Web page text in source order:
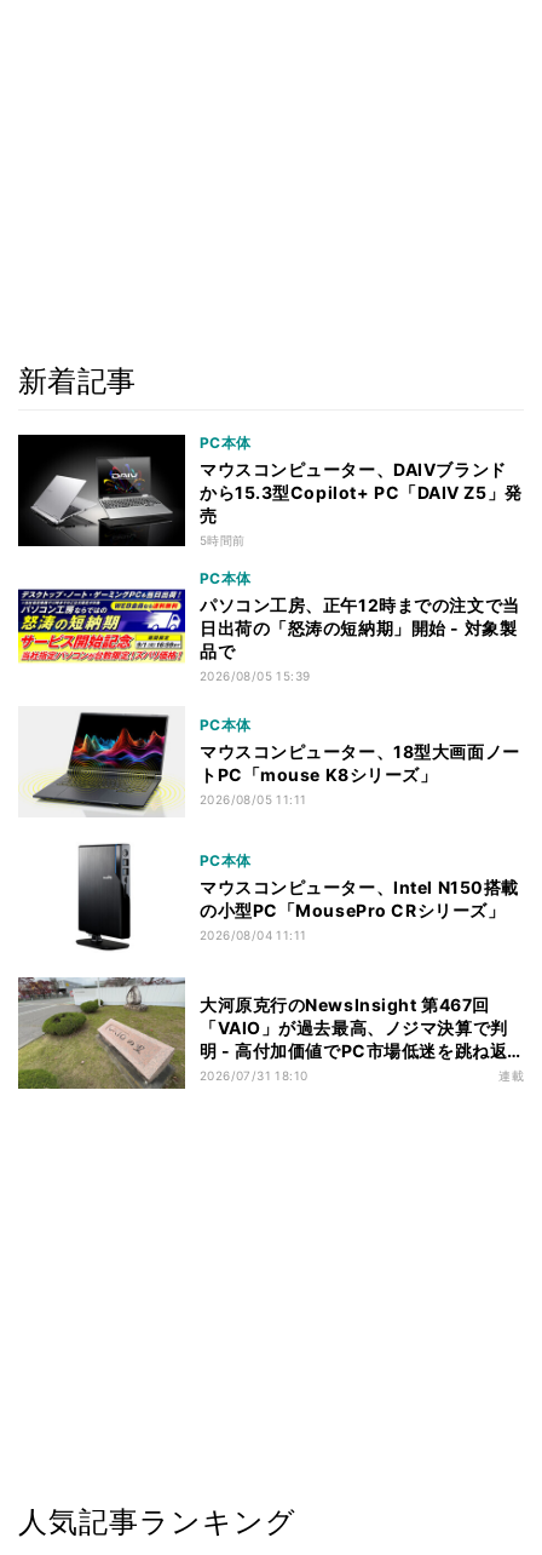
新着記事
PC本体
マウスコンピューター、DAIVブランド
から15.3型Copilot+ PC「DAIV Z5」発
売
5時間前
PC本体
パソコン工房、正午12時までの注文で当
日出荷の「怒涛の短納期」開始 - 対象製
品で
2026/08/05 15:39
PC本体
マウスコンピューター、18型大画面ノー
トPC「mouse K8シリーズ」
2026/08/05 11:11
PC本体
マウスコンピューター、Intel N150搭載
の小型PC「MousePro CRシリーズ」
2026/08/04 11:11
大河原克行のNewsInsight 第467回
「VAIO」が過去最高、ノジマ決算で判
明 - 高付加価値でPC市場低迷を跳ね返
す
2026/07/31 18:10 連載
人気記事ランキング